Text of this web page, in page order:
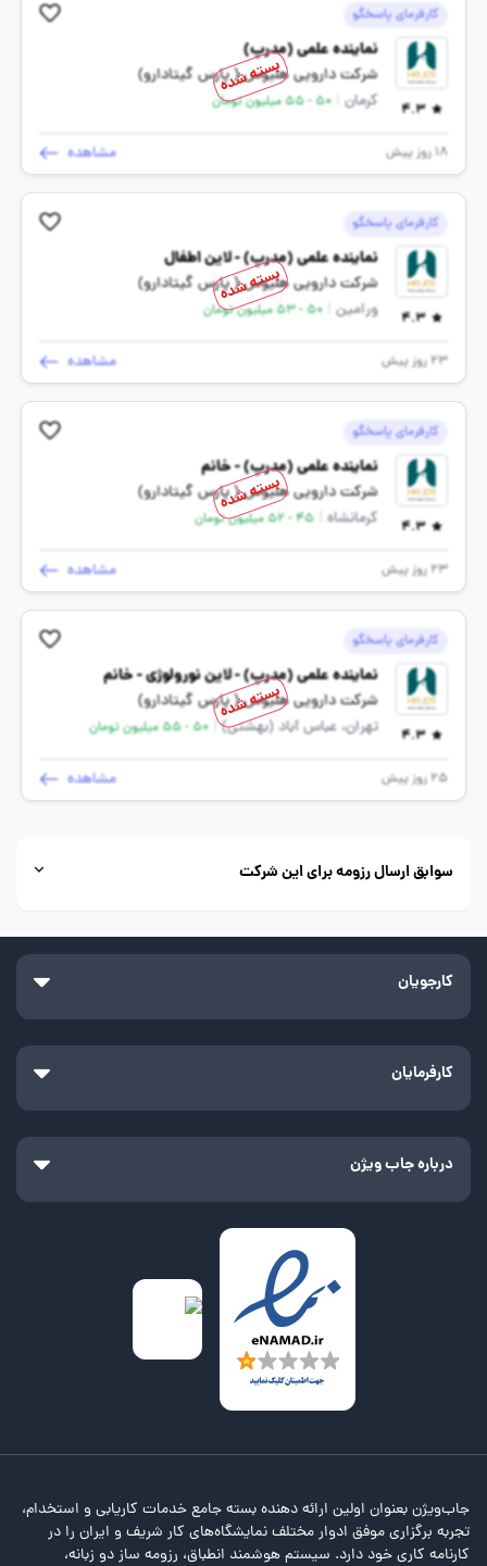
کارفرمای پاسخگو
4.3
نماینده علمی (مدرپ)
شرکت دارویی هلیوس ( پارس گیتادارو)
کرمان
50 - 55 میلیون تومان
18 روز پیش مشاهده
بسته شده
کارفرمای پاسخگو
4.3
نماینده علمی (مدرپ) - لاین اطفال
شرکت دارویی هلیوس ( پارس گیتادارو)
ورامین
50 - 53 میلیون تومان
23 روز پیش مشاهده
بسته شده
کارفرمای پاسخگو
4.3
نماینده علمی (مدرپ) - خانم
شرکت دارویی هلیوس ( پارس گیتادارو)
کرمانشاه
45 - 52 میلیون تومان
23 روز پیش مشاهده
بسته شده
کارفرمای پاسخگو
4.3
نماینده علمی (مدرپ) - لاین نورولوژی - خانم
شرکت دارویی هلیوس ( پارس گیتادارو)
تهران، عباس آباد (بهشتی)| 50 - 55 میلیون تومان
25 روز پیش مشاهده
بسته شده
سوابق ارسال رزومه برای این شرکت
کارجویان
کارفرمایان
درباره جاب ویژن
جاب‌ویژن بعنوان اولین ارائه دهنده بسته جامع خدمات کاریابی و استخدام،
تجربه برگزاری موفق ادوار مختلف نمایشگاه‌های کار شریف و ایران را در
کارنامه کاری خود دارد. سیستم هوشمند انطباق، رزومه ساز دو زبانه،